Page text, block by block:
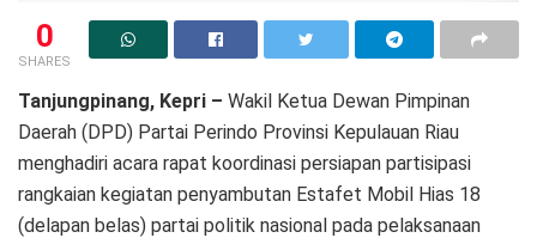
0
SHARES
Tanjungpinang, Kepri – Wakil Ketua Dewan Pimpinan
Daerah (DPD) Partai Perindo Provinsi Kepulauan Riau
menghadiri acara rapat koordinasi persiapan partisipasi
rangkaian kegiatan penyambutan Estafet Mobil Hias 18
(delapan belas) partai politik nasional pada pelaksanaan